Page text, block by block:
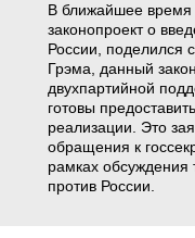
В ближайшее
законопроект о
России, поделился
Грэма, данный
двухпартийной
готовы
реализации. Это
обращения к
рамках обсуждения
против России.